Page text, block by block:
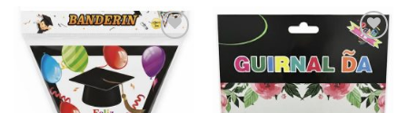
Añadir
a la
lista de
deseos
Añadir
a la
lista de
deseos